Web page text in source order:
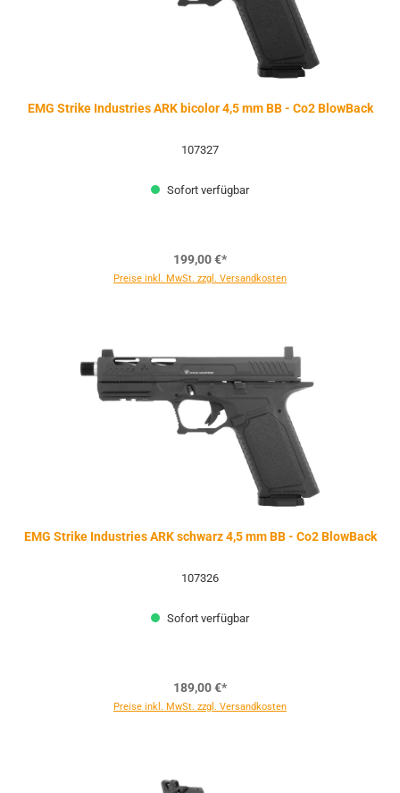
EMG Strike Industries ARK bicolor 4,5 mm BB - Co2 BlowBack
107327
Sofort verfügbar
199,00 €*
Preise inkl. MwSt. zzgl. Versandkosten
EMG Strike Industries ARK schwarz 4,5 mm BB - Co2 BlowBack
107326
Sofort verfügbar
189,00 €*
Preise inkl. MwSt. zzgl. Versandkosten